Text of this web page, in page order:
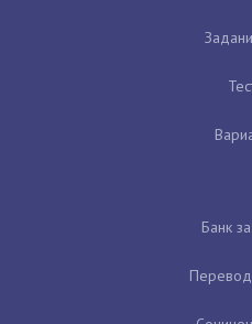
Банк